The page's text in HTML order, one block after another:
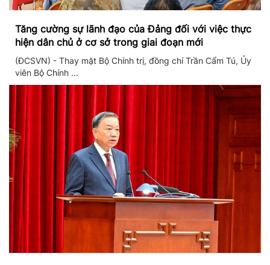
Tăng cường sự lãnh đạo của Đảng đối với việc thực
hiện dân chủ ở cơ sở trong giai đoạn mới
(ĐCSVN) - Thay mặt Bộ Chính trị, đồng chí Trần Cẩm Tú, Ủy
viên Bộ Chính ...